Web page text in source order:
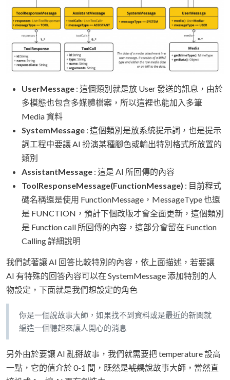
UserMessage : 這個類別就是放 User 發送的訊息，由於
多模態也包含多媒體檔案，所以這裡也能加入多筆
Media 資料
SystemMessage : 這個類別是放系統提示詞，也是提示
詞工程中要讓 AI 扮演某種腳色或輸出特別格式所放置的
類別
AssistantMessage : 這是 AI 所回傳的內容
ToolResponseMessage(FunctionMessage) : 目前程式
碼名稱還是使用 FunctionMessage，MessageType 也還
是 FUNCTION，預計下個改版才會全面更新，這個類別
是 Function call 所回傳的內容，這部分會留在 Function
Calling 詳細說明
我們試著讓 AI 回答比較特別的內容，依上面描述，若要讓
AI 有特殊的回答內容可以在 SystemMessage 添加特別的人
物設定，下面就是我們想設定的角色
你是一個說故事大師，如果找不到資料或是最近的新聞就
編造一個聽起來讓人開心的消息
另外由於要讓 AI 亂掰故事，我們就需要把 temperature 設高
一點，它的值介於 0-1 間，既然是唬爛說故事大師，當然直